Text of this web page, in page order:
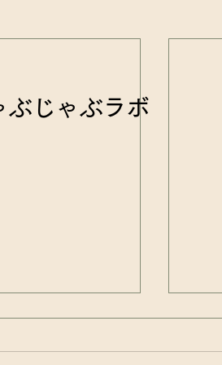
ぶじゃぶラボ